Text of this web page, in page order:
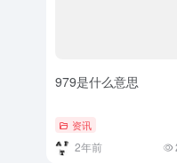
979是什么意思
资讯
2年前